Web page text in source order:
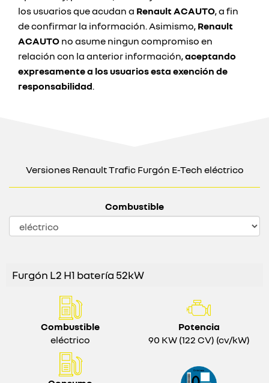
los usuarios que acudan a Renault ACAUTO, a fin
de confirmar la información. Asimismo, Renault
ACAUTO no asume ningun compromiso en
relación con la anterior información,aceptando
expresamente a los usuarios esta exención de
responsabilidad.
Versiones Renault Trafic Furgón E-Tech eléctrico
Combustible
Furgón L2 H1 batería 52kW
Combustible
eléctrico
Potencia
90 KW (122 CV) (cv/kW)